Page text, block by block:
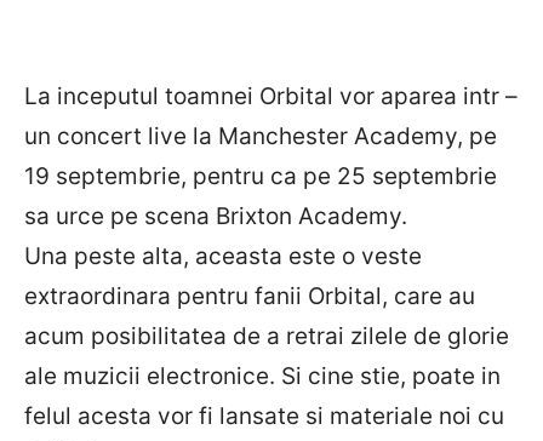
La inceputul toamnei Orbital vor aparea intr –
un concert live la Manchester Academy, pe
19 septembrie, pentru ca pe 25 septembrie
sa urce pe scena Brixton Academy.
Una peste alta, aceasta este o veste
extraordinara pentru fanii Orbital, care au
acum posibilitatea de a retrai zilele de glorie
ale muzicii electronice. Si cine stie, poate in
felul acesta vor fi lansate si materiale noi cu